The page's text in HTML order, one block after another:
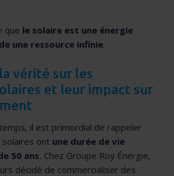
que le solaire est une énergie
une ressource infinie.
vérité sur les
et leur impact sur
il est primordial de rappeler
solaires ont une durée de vie
50 ans. Chez Groupe Roy Énergie,
décidé de commercialiser des